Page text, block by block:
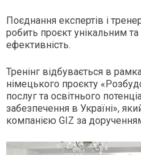
Поєднання експертів і
робить проєкт унікальним
ефективність.
Тренінг відбувається в
німецького проєкту
послуг та освітнього
забезпечення в Україні»,
компанією GIZ за